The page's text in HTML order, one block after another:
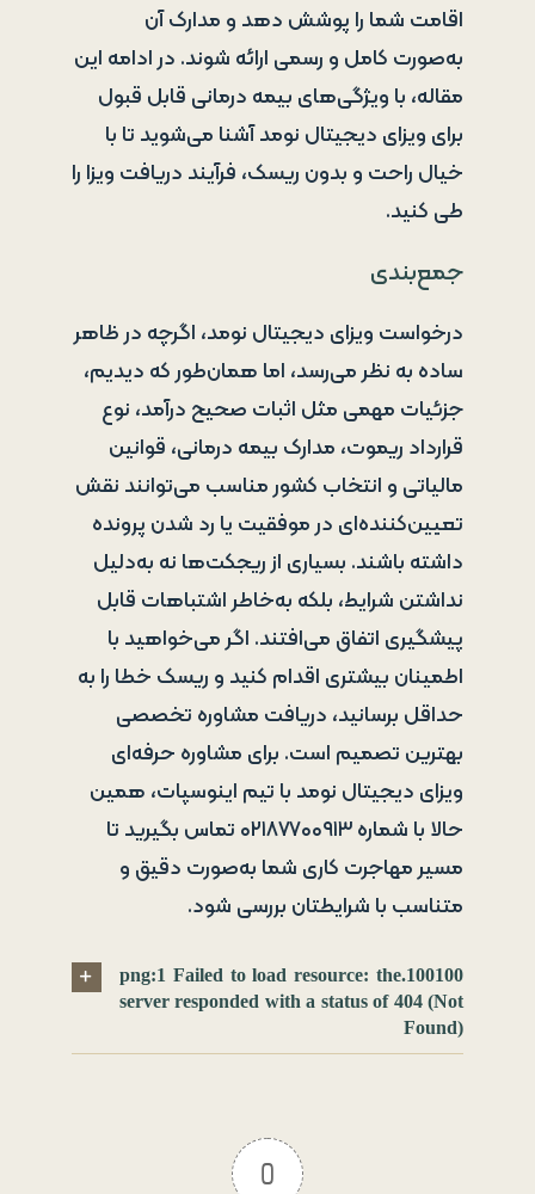
اقامت شما را پوشش دهد و مدارک آن
به‌صورت کامل و رسمی ارائه شوند. در ادامه این
مقاله، با ویژگی‌های بیمه درمانی قابل قبول
برای ویزای دیجیتال نومد آشنا می‌شوید تا با
خیال راحت و بدون ریسک، فرآیند دریافت ویزا را
طی کنید.
جمع‌بندی
درخواست ویزای دیجیتال نومد، اگرچه در ظاهر
ساده به نظر می‌رسد، اما همان‌طور که دیدیم،
جزئیات مهمی مثل اثبات صحیح درآمد، نوع
قرارداد ریموت، مدارک بیمه درمانی، قوانین
مالیاتی و انتخاب کشور مناسب می‌توانند نقش
تعیین‌کننده‌ای در موفقیت یا رد شدن پرونده
داشته باشند. بسیاری از ریجکت‌ها نه به‌دلیل
نداشتن شرایط، بلکه به‌خاطر اشتباهات قابل
پیشگیری اتفاق می‌افتند. اگر می‌خواهید با
اطمینان بیشتری اقدام کنید و ریسک خطا را به
حداقل برسانید، دریافت مشاوره تخصصی
بهترین تصمیم است. برای مشاوره حرفه‌ای
ویزای دیجیتال نومد با تیم اینوسپات، همین
حالا با شماره ۰۲۱۸۷۷۰۰۹۱۳ تماس بگیرید تا
مسیر مهاجرت کاری شما به‌صورت دقیق و
متناسب با شرایطتان بررسی شود.
100100.png:1 Failed to load resource: the
server responded with a status of 404 (Not
Found)
0